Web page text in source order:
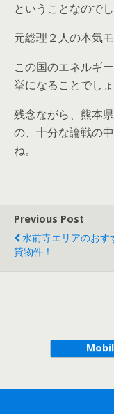
ということなのでし
元総理２人の本気
この国のエネルギ
挙になることでしょ
残念ながら、熊本
の、十分な論戦の
ね。
Previous Post
水前寺エリアのおす
貸物件！